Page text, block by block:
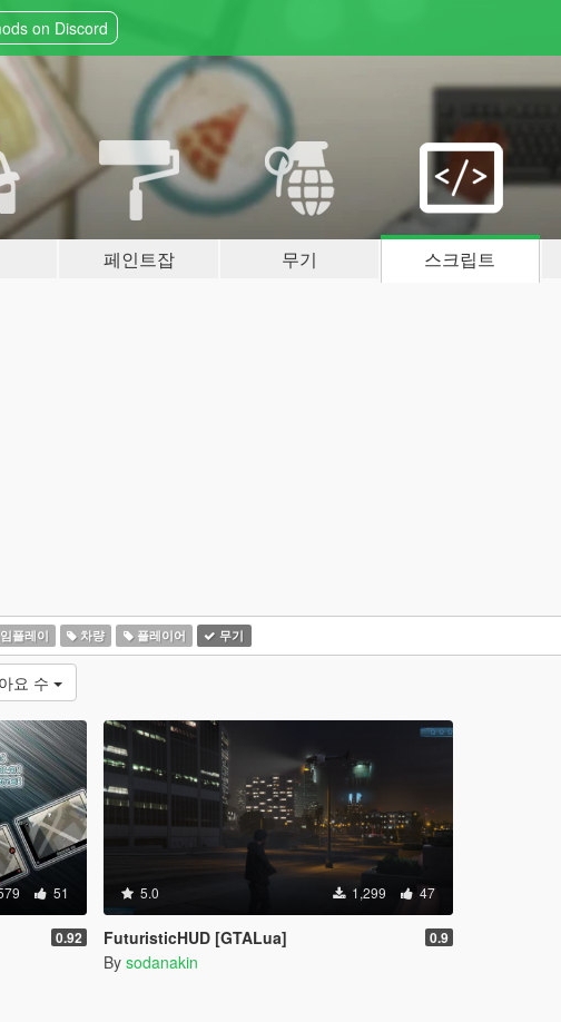
on Discord
페인트잡 무기 스크립트
플레이 차량 플레이어 무기
요 수
51
0.92
5.0 1,299 47
FuturisticHUD [GTALua] 0.9
By sodanakin